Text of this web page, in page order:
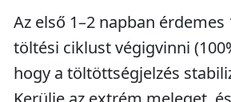
Az első 1–2 napban érdemes
töltési ciklust végigvinni
hogy a töltöttségjelzés